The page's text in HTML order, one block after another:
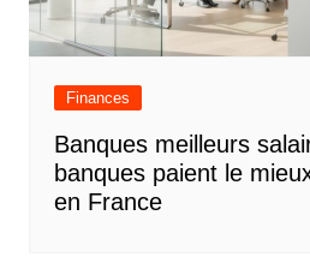
Finances
Banques meilleurs
banques paient le
en France